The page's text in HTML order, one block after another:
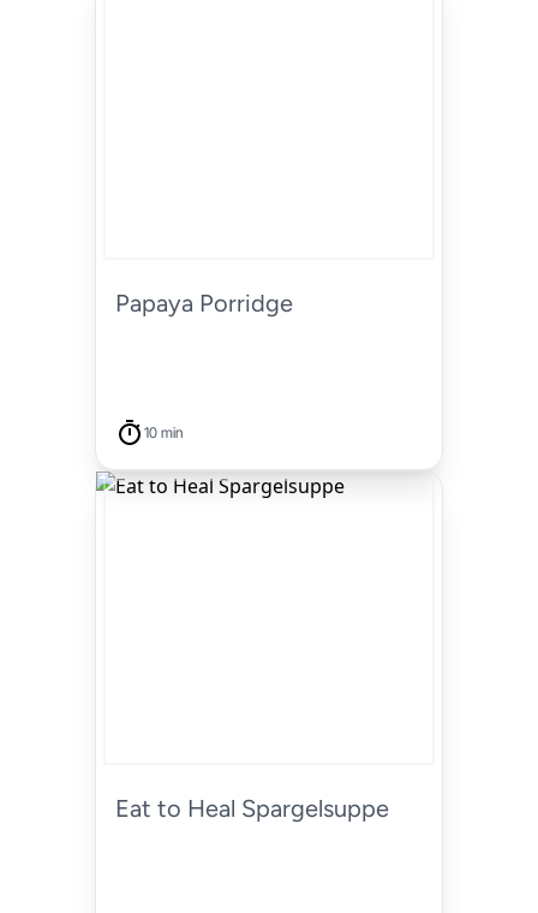
Papaya Porridge
10 min
Eat to Heal Spargelsuppe